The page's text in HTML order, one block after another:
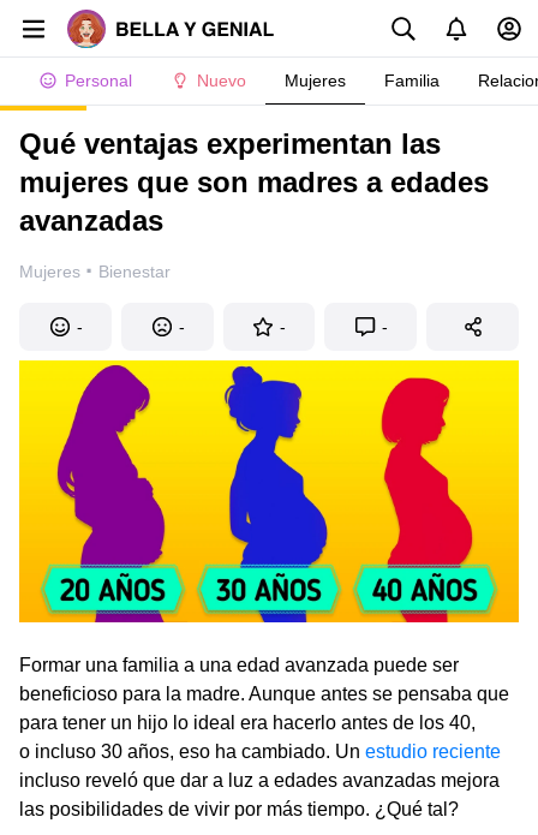
Personal Nuevo Mujeres Familia
Qué ventajas experimentan las
mujeres que son madres a edades
avanzadas
Mujeres · Bienestar
- - - -
Formar una familia a una edad avanzada puede ser
beneficioso para la madre. Aunque antes se pensaba que
para tener un hijo lo ideal era hacerlo antes de los 40,
o incluso 30 años, eso ha cambiado. Un estudio reciente
incluso reveló que dar a luz a edades avanzadas mejora
las posibilidades de vivir por más tiempo. ¿Qué tal?